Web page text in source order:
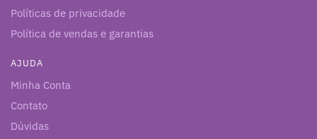
Políticas de privacidade
Política de vendas e garantias
AJUDA
Minha Conta
Contato
Dúvidas